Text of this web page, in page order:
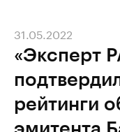
«Эксперт
рейтинги
эмитента
31.05.2022